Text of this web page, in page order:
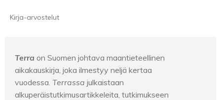
Kirja-arvostelut
Terra on Suomen johtava maantieteellinen
aikakauskirja, joka ilmestyy neljä kertaa
vuodessa. Terrassa julkaistaan
alkuperäistutkimusartikkeleita, tutkimukseen